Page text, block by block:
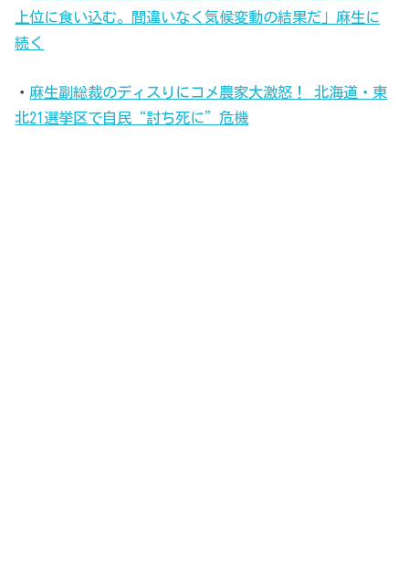
上位に食い込む。間違いなく気候変動の結果だ」麻生に
続く
・ 麻生副総裁のディスりにコメ農家大激怒！ 北海道・東
北21選挙区で自民“討ち死に”危機